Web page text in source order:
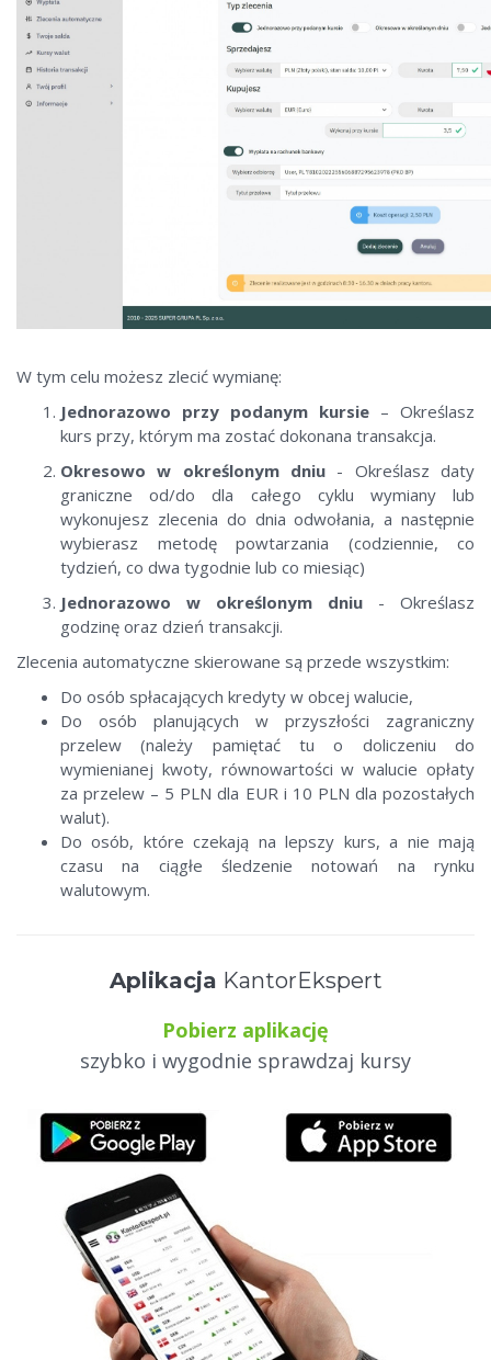
W tym celu możesz zlecić wymianę:
Jednorazowo przy podanym kursie – Określasz
kurs przy, którym ma zostać dokonana transakcja.
Okresowo w określonym dniu - Określasz daty
graniczne od/do dla całego cyklu wymiany lub
wykonujesz zlecenia do dnia odwołania, a następnie
wybierasz metodę powtarzania (codziennie, co
tydzień, co dwa tygodnie lub co miesiąc)
Jednorazowo w określonym dniu - Określasz
godzinę oraz dzień transakcji.
Zlecenia automatyczne skierowane są przede wszystkim:
Do osób spłacających kredyty w obcej walucie,
Do osób planujących w przyszłości zagraniczny
przelew (należy pamiętać tu o doliczeniu do
wymienianej kwoty, równowartości w walucie opłaty
za przelew – 5 PLN dla EUR i 10 PLN dla pozostałych
walut).
Do osób, które czekają na lepszy kurs, a nie mają
czasu na ciągłe śledzenie notowań na rynku
walutowym.
Aplikacja KantorEkspert
Pobierz aplikację
szybko i wygodnie sprawdzaj kursy